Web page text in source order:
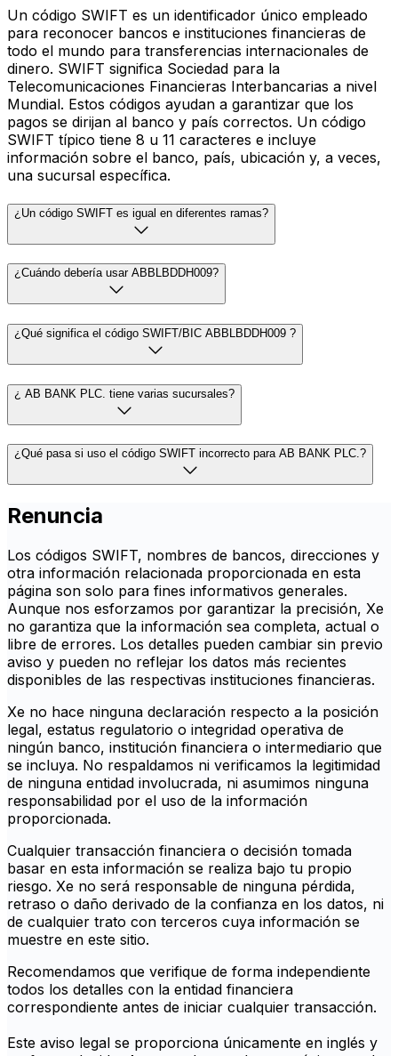
Un código SWIFT es un identificador único empleado
para reconocer bancos e instituciones financieras de
todo el mundo para transferencias internacionales de
dinero. SWIFT significa Sociedad para la
Telecomunicaciones Financieras Interbancarias a nivel
Mundial. Estos códigos ayudan a garantizar que los
pagos se dirijan al banco y país correctos. Un código
SWIFT típico tiene 8 u 11 caracteres e incluye
información sobre el banco, país, ubicación y, a veces,
una sucursal específica.
¿Un código SWIFT es igual en diferentes ramas?
¿Cuándo debería usar ABBLBDDH009?
¿Qué significa el código SWIFT/BIC ABBLBDDH009 ?
¿ AB BANK PLC. tiene varias sucursales?
¿Qué pasa si uso el código SWIFT incorrecto para AB BANK PLC.?
Renuncia
Los códigos SWIFT, nombres de bancos, direcciones y
otra información relacionada proporcionada en esta
página son solo para fines informativos generales.
Aunque nos esforzamos por garantizar la precisión, Xe
no garantiza que la información sea completa, actual o
libre de errores. Los detalles pueden cambiar sin previo
aviso y pueden no reflejar los datos más recientes
disponibles de las respectivas instituciones financieras.
Xe no hace ninguna declaración respecto a la posición
legal, estatus regulatorio o integridad operativa de
ningún banco, institución financiera o intermediario que
se incluya. No respaldamos ni verificamos la legitimidad
de ninguna entidad involucrada, ni asumimos ninguna
responsabilidad por el uso de la información
proporcionada.
Cualquier transacción financiera o decisión tomada
basar en esta información se realiza bajo tu propio
riesgo. Xe no será responsable de ninguna pérdida,
retraso o daño derivado de la confianza en los datos, ni
de cualquier trato con terceros cuya información se
muestre en este sitio.
Recomendamos que verifique de forma independiente
todos los detalles con la entidad financiera
correspondiente antes de iniciar cualquier transacción.
Este aviso legal se proporciona únicamente en inglés y